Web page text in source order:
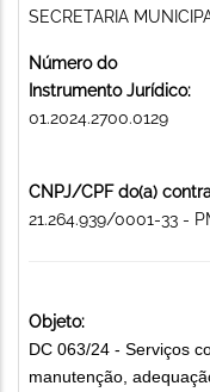
SECRETARIA
Número do
Instrumento Jurídico:
01.2024.2700.0129
CNPJ/CPF do(a)
21.264.939/0001-33 -
Objeto:
DC 063/24 - Serviços
manutenção,